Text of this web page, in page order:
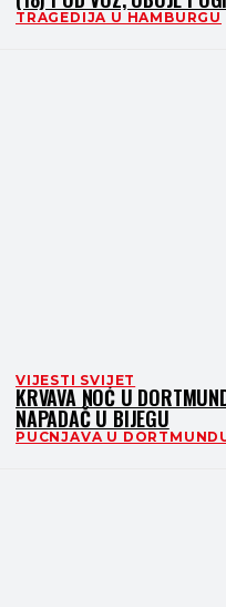
TRAGEDIJA U HAMBURGU
VIJESTI SVIJET
KRVAVA NOĆ U
NAPADAČ U BIJEGU
PUCNJAVA U